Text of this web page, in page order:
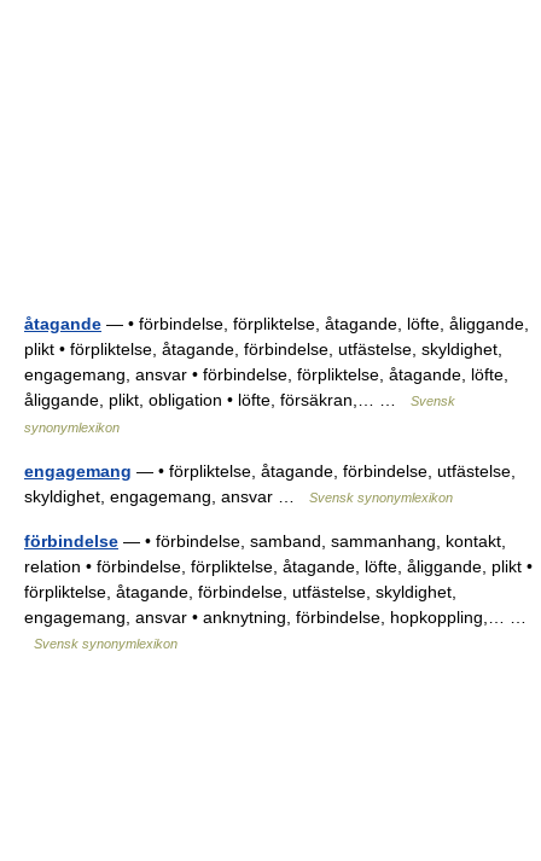
åtagande — • förbindelse, förpliktelse, åtagande, löfte, åliggande,
plikt • förpliktelse, åtagande, förbindelse, utfästelse, skyldighet,
engagemang, ansvar • förbindelse, förpliktelse, åtagande, löfte,
åliggande, plikt, obligation • löfte, försäkran,… …
Svensk
synonymlexikon
engagemang — • förpliktelse, åtagande, förbindelse, utfästelse,
skyldighet, engagemang, ansvar …
Svensk synonymlexikon
förbindelse — • förbindelse, samband, sammanhang, kontakt,
relation • förbindelse, förpliktelse, åtagande, löfte, åliggande, plikt •
förpliktelse, åtagande, förbindelse, utfästelse, skyldighet,
engagemang, ansvar • anknytning, förbindelse, hopkoppling,… …
Svensk synonymlexikon